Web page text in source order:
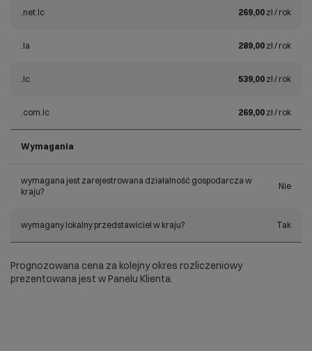
.net.lc 269,00 zł / rok
.la 289,00 zł / rok
.lc 539,00 zł / rok
.com.lc 269,00 zł / rok
Wymagania
wymagana jest zarejestrowana działalność gospodarcza w
kraju?
Nie
wymagany lokalny przedstawiciel w kraju? Tak
Prognozowana cena za kolejny okres rozliczeniowy
prezentowana jest w Panelu Klienta.